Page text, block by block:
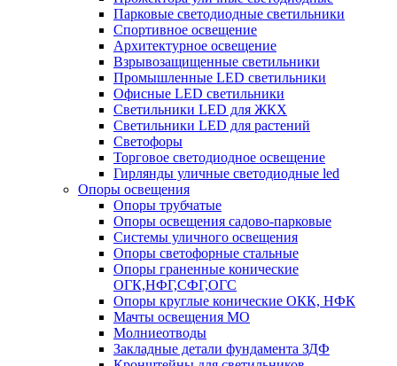
Парковые светодиодные светильники
Спортивное освещение
Архитектурное освещение
Взрывозащищенные светильники
Промышленные LED светильники
Офисные LED светильники
Cветильники LED для ЖКХ
Светильники LED для растений
Светофоры
Торговое светодиодное освещение
Гирлянды уличные светодиодные led
Опоры освещения
Опоры трубчатые
Опоры освещения садово-парковые
Системы уличного освещения
Опоры светофорные стальные
Опоры граненные конические
ОГК,НФГ,СФГ,ОГС
Опоры круглые конические ОКК, НФК
Мачты освещения МО
Молниеотводы
Закладные детали фундамента ЗДФ